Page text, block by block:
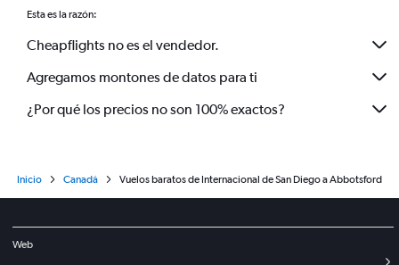
Esta es la razón:
Cheapflights no es el vendedor.
Agregamos montones de datos para ti
¿Por qué los precios no son 100% exactos?
Inicio Canadá Vuelos baratos de Internacional de San Diego a Abbotsford
Web